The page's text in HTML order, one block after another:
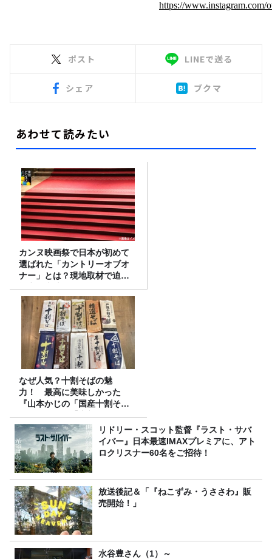
https://www.instagram.com/
ポスト LINEで送る
シェア ブクマ
あわせて読みたい
カンヌ映画祭で日本が初めて
選ばれた「カントリーオブオ
ナー」とは？現地取材で迫る
選出の意味
なぜ人気？十割そばの魅
力！ 最高に美味しかった
『山本かじの「国産十割そ
ば」』とは？【十割そば10種
食べ比べ】
リドリー・スコット監督『ラスト・サバ
イバー』日本最速IMAXプレミアに、アト
ロクリスナー60名をご招待！
放送後記＆「『ねこずみ・うささわ』販
売開始！」
水谷豊さん（1）～